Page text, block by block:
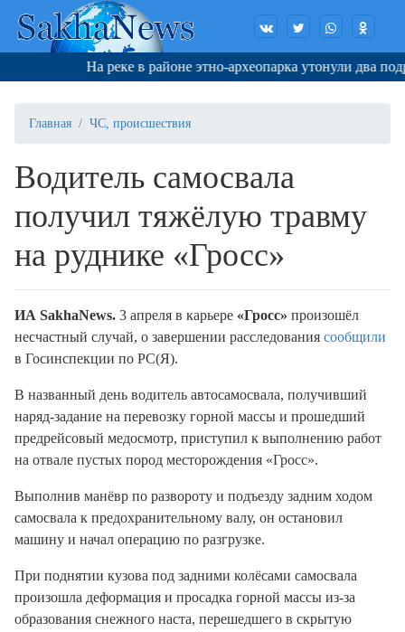
На реке в районе этно-археопарка утонули два
Главная ЧС, происшествия
Водитель самосвала
получил тяжёлую травму
на руднике «Гросс»
ИA SakhaNews. 3 апреля в карьере «Гросс» произошёл
несчастный случай, о завершении расследования сообщили
в Госинспекции по РС(Я).
В названный день водитель автосамосвала, получивший
наряд-задание на перевозку горной массы и прошедший
предрейсовый медосмотр, приступил к выполнению работ
на отвале пустых пород месторождения «Гросс».
Выполнив манёвр по развороту и подъезду задним ходом
самосвала к предохранительному валу, он остановил
машину и начал операцию по разгрузке.
При поднятии кузова под задними колёсами самосвала
произошла деформация и просадка горной массы из-за
образования снежного наста, перешедшего в скрытую